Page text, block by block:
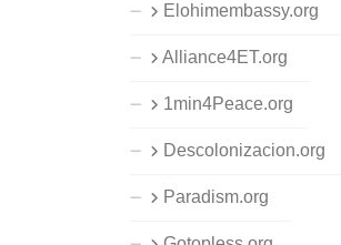
Elohimembassy.org
Alliance4ET.org
1min4Peace.org
Descolonizacion.org
Paradism.org